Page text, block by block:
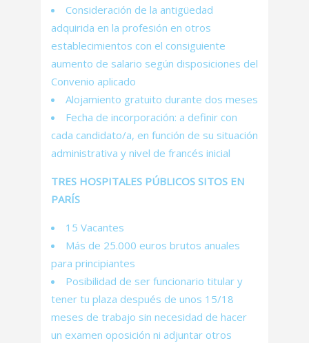
Consideración de la antigüedad
adquirida en la profesión en otros
establecimientos con el consiguiente
aumento de salario según disposiciones del
Convenio aplicado
Alojamiento gratuito durante dos meses
Fecha de incorporación: a definir con
cada candidato/a, en función de su situación
administrativa y nivel de francés inicial
TRES HOSPITALES PÚBLICOS SITOS EN
PARÍS
15 Vacantes
Más de 25.000 euros brutos anuales
para principiantes
Posibilidad de ser funcionario titular y
tener tu plaza después de unos 15/18
meses de trabajo sin necesidad de hacer
un examen oposición ni adjuntar otros